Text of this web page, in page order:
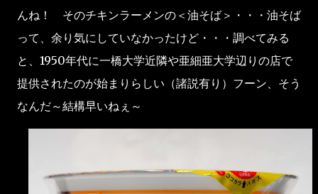
んね！ そのチキンラーメンの＜油そば＞・・・油そば
って、余り気にしていなかったけど・・・調べてみる
と、1950年代に一橋大学近隣や亜細亜大学辺りの店で
提供されたのが始まりらしい（諸説有り）フーン、そう
なんだ～結構早いねぇ～